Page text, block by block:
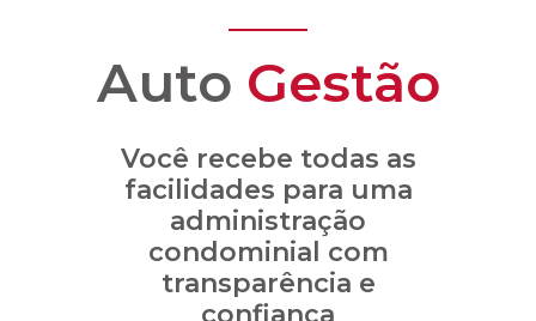
Auto Gestão
Você recebe todas as
facilidades para uma
administração
condominial com
transparência e
confiança